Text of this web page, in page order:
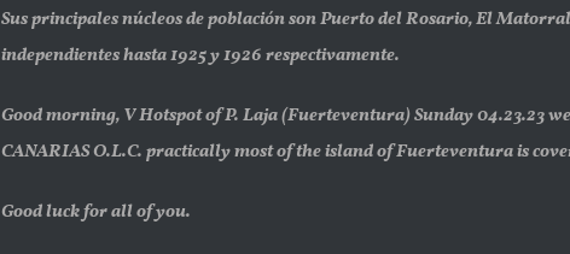
Sus principales núcleos de población son Puerto del Rosario, El
independientes hasta 1925 y 1926 respectivamente.
Good morning, V Hotspot of P. Laja (Fuerteventura) Sunday 04.23.23
CANARIAS O.L.C. practically most of the island of Fuerteventura is
Good luck for all of you.